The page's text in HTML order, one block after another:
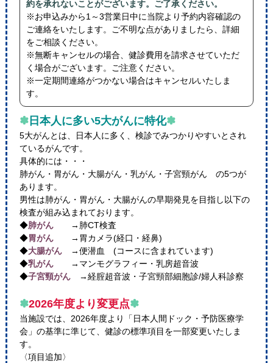
約を承れないことがございます。ご了承ください。
※お申込みから1～3営業日中に当院より予約内容確認の
ご連絡をいたします。ご不明な点がありましたら、詳細
をご相談ください。
※無断キャンセルの場合、健診費用を請求させていただ
く場合がございます。ご注意ください。
※一定期間連絡がつかない場合はキャンセルいたしま
す。
✽日本人に多い5大がんに特化✽
5大がんとは、日本人に多く、検診でみつかりやすいとされ
ているがんです。
具体的には・・・
肺がん・胃がん・大腸がん・乳がん・子宮頸がん の5つが
あります。
男性は肺がん・胃がん・大腸がんの早期発見を目指し以下の
検査が組み込まれております。
◆肺がん→肺CT検査
◆胃がん→胃カメラ(経口・経鼻)
◆大腸がん→便潜血 (コースに含まれています)
◆乳がん→マンモグラフィー・乳房超音波
◆子宮頸がん→経腟超音波・子宮頸部細胞診/婦人科診察
✽2026年度より変更点✽
当施設では、2026年度より「日本人間ドック・予防医療学
会」の基準に準じて、健診の標準項目を一部変更いたしま
す。
〈項目追加〉